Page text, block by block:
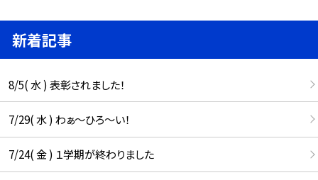
新着記事
8/5( 水 ) 表彰されました！
7/29( 水 ) わぁ～ひろ～い！
7/24( 金 ) １学期が終わりました